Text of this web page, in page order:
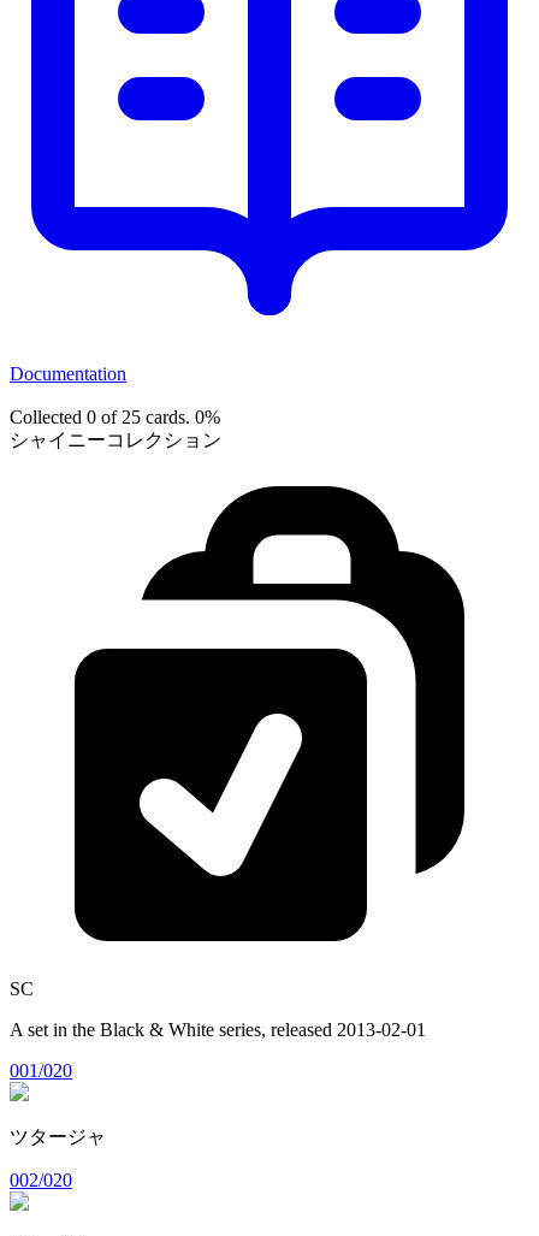
Documentation
Collected 0 of 25 cards. 0%
シャイニーコレクション
SC
A set in the Black & White series, released 2013-02-01
001/020
ツタージャ
002/020